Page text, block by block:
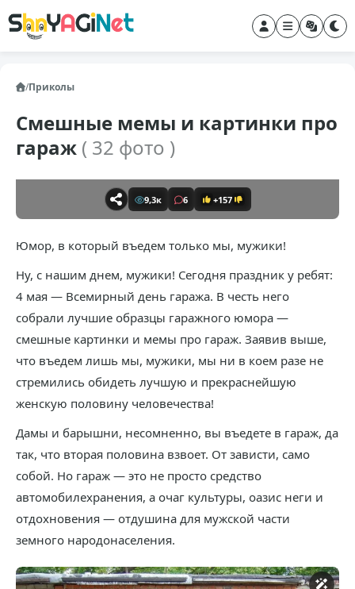
/Приколы
Смешные мемы и картинки про
гараж ( 32 фото )
9,3к 6 +157
Юмор, в который въедем только мы, мужики!
Ну, с нашим днем, мужики! Сегодня праздник у ребят:
4 мая — Всемирный день гаража. В честь него
собрали лучшие образцы гаражного юмора —
смешные картинки и мемы про гараж. Заявив выше,
что въедем лишь мы, мужики, мы ни в коем разе не
стремились обидеть лучшую и прекраснейшую
женскую половину человечества!
Дамы и барышни, несомненно, вы въедете в гараж, да
так, что вторая половина взвоет. От зависти, само
собой. Но гараж — это не просто средство
автомобилехранения, а очаг культуры, оазис неги и
отдохновения — отдушина для мужской части
земного народонаселения.